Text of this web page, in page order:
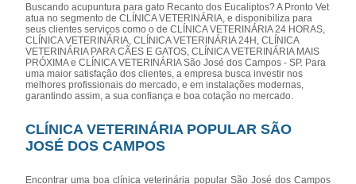
Buscando acupuntura para gato Recanto dos Eucaliptos? A Pronto Vet
atua no segmento de CLÍNICA VETERINÁRIA, e disponibiliza para
seus clientes serviços como o de CLÍNICA VETERINÁRIA 24 HORAS,
CLÍNICA VETERINÁRIA, CLÍNICA VETERINÁRIA 24H, CLÍNICA
VETERINÁRIA PARA CÃES E GATOS, CLÍNICA VETERINÁRIA MAIS
PRÓXIMA e CLÍNICA VETERINÁRIA São José dos Campos - SP. Para
uma maior satisfação dos clientes, a empresa busca investir nos
melhores profissionais do mercado, e em instalações modernas,
garantindo assim, a sua confiança e boa cotação no mercado.
CLÍNICA VETERINÁRIA POPULAR SÃO
JOSÉ DOS CAMPOS
Encontrar uma boa clínica veterinária popular São José dos Campos